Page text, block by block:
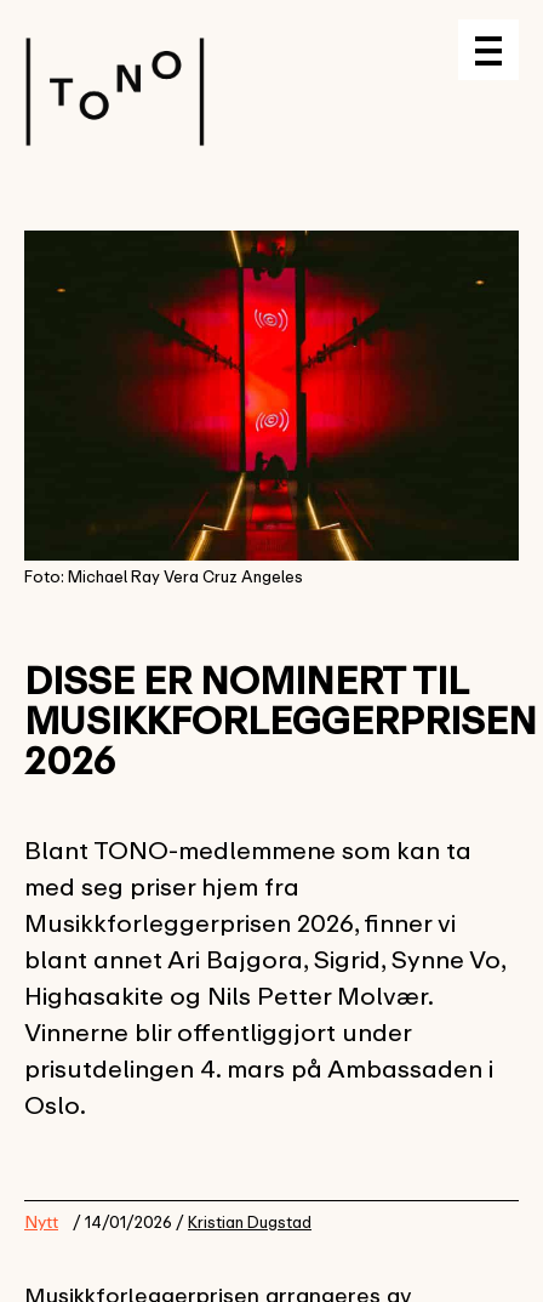
Foto: Michael Ray Vera Cruz Angeles
DISSE ER NOMINERT TIL
MUSIKKFORLEGGERPRISEN
2026
Blant TONO-medlemmene som kan ta
med seg priser hjem fra
Musikkforleggerprisen 2026, finner vi
blant annet Ari Bajgora, Sigrid, Synne Vo,
Highasakite og Nils Petter Molvær.
Vinnerne blir offentliggjort under
prisutdelingen 4. mars på Ambassaden i
Oslo.
Nytt / 14/01/2026 /Kristian Dugstad
Musikkforleggerprisen arrangeres av